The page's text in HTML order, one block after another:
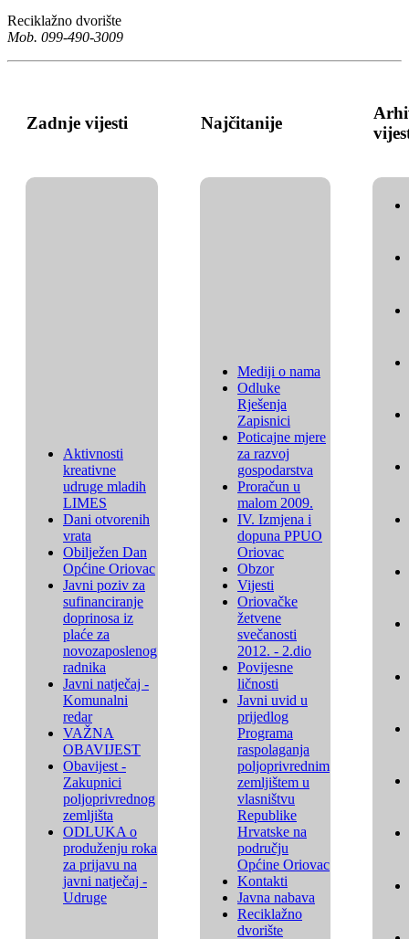
Reciklažno dvorište
Mob. 099-490-3009
Zadnje vijesti Najčitanije
Aktivnosti
kreativne
udruge mladih
LIMES
Dani otvorenih
vrata
Obilježen Dan
Općine Oriovac
Javni poziv za
sufinanciranje
doprinosa iz
plaće za
novozaposlenog
radnika
Javni natječaj -
Komunalni
redar
VAŽNA
OBAVIJEST
Obavijest -
Zakupnici
poljoprivrednog
zemljišta
ODLUKA o
produženju roka
za prijavu na
javni natječaj -
Udruge
Mediji o nama
Odluke
Rješenja
Zapisnici
Poticajne mjere
za razvoj
gospodarstva
Proračun u
malom 2009.
IV. Izmjena i
dopuna PPUO
Oriovac
Obzor
Vijesti
Oriovačke
žetvene
svečanosti
2012. - 2.dio
Povijesne
ličnosti
Javni uvid u
prijedlog
Programa
raspolaganja
poljoprivrednim
zemljištem u
vlasništvu
Republike
Hrvatske na
području
Općine Oriovac
Kontakti
Javna nabava
Reciklažno
dvorište